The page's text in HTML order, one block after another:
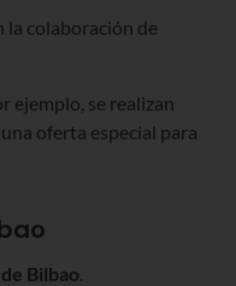
la colaboración de
ejemplo, se realizan
oferta especial para
Bilbao.